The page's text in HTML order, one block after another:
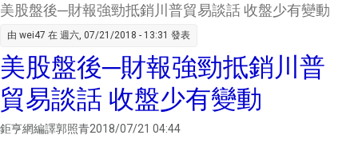
百家主
美股盤後─財報強勁抵銷川普貿易談話 收盤少有變動
由 wei47 在 週六, 07/21/2018 - 13:31 發表
美股盤後─財報強勁抵銷川普
貿易談話 收盤少有變動
鉅亨網編譯郭照青2018/07/21 04:44